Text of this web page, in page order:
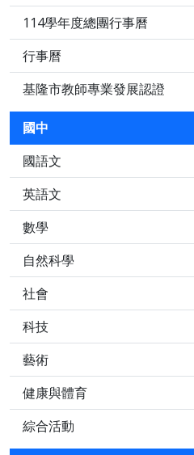
114學年度總團行事曆
行事曆
基隆市教師專業發展認證
國中
國語文
英語文
數學
自然科學
社會
科技
藝術
健康與體育
綜合活動